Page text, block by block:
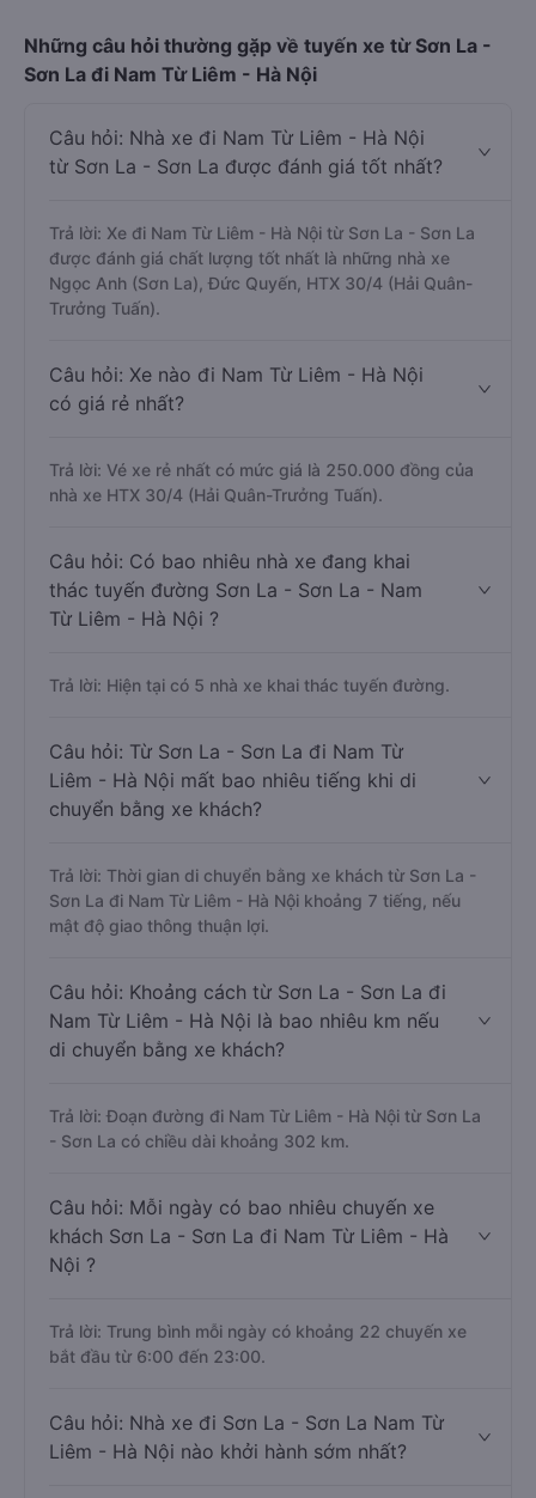
Những câu hỏi thường gặp về tuyến xe từ Sơn La -
Sơn La đi Nam Từ Liêm - Hà Nội
Câu hỏi: Nhà xe đi Nam Từ Liêm - Hà Nội
từ Sơn La - Sơn La được đánh giá tốt nhất?
Trả lời: Xe đi Nam Từ Liêm - Hà Nội từ Sơn La - Sơn La
được đánh giá chất lượng tốt nhất là những nhà xe
Ngọc Anh (Sơn La), Đức Quyến, HTX 30/4 (Hải Quân-
Trưởng Tuấn).
Câu hỏi: Xe nào đi Nam Từ Liêm - Hà Nội
có giá rẻ nhất?
Trả lời: Vé xe rẻ nhất có mức giá là 250.000 đồng của
nhà xe HTX 30/4 (Hải Quân-Trưởng Tuấn).
Câu hỏi: Có bao nhiêu nhà xe đang khai
thác tuyến đường Sơn La - Sơn La - Nam
Từ Liêm - Hà Nội ?
Trả lời: Hiện tại có 5 nhà xe khai thác tuyến đường.
Câu hỏi: Từ Sơn La - Sơn La đi Nam Từ
Liêm - Hà Nội mất bao nhiêu tiếng khi di
chuyển bằng xe khách?
Trả lời: Thời gian di chuyển bằng xe khách từ Sơn La -
Sơn La đi Nam Từ Liêm - Hà Nội khoảng 7 tiếng, nếu
mật độ giao thông thuận lợi.
Câu hỏi: Khoảng cách từ Sơn La - Sơn La đi
Nam Từ Liêm - Hà Nội là bao nhiêu km nếu
di chuyển bằng xe khách?
Trả lời: Đoạn đường đi Nam Từ Liêm - Hà Nội từ Sơn La
- Sơn La có chiều dài khoảng 302 km.
Câu hỏi: Mỗi ngày có bao nhiêu chuyến xe
khách Sơn La - Sơn La đi Nam Từ Liêm - Hà
Nội ?
Trả lời: Trung bình mỗi ngày có khoảng 22 chuyến xe
bắt đầu từ 6:00 đến 23:00.
Câu hỏi: Nhà xe đi Sơn La - Sơn La Nam Từ
Liêm - Hà Nội nào khởi hành sớm nhất?